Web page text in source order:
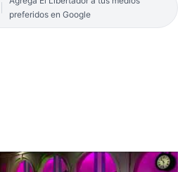
preferidos en Google